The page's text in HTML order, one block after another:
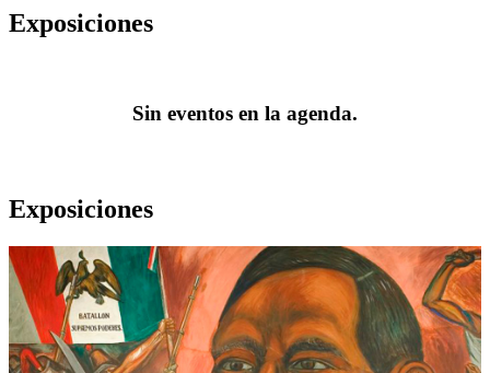
Exposiciones
Sin eventos en la agenda.
Exposiciones